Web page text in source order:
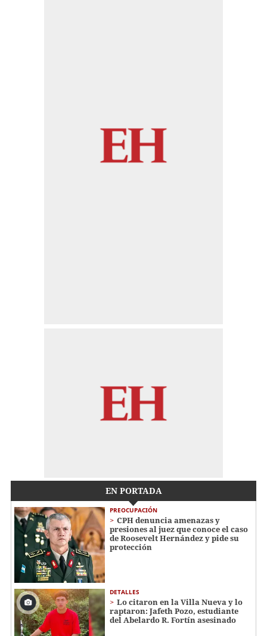
EN PORTADA
PREOCUPACIÓN
CPH denuncia amenazas y
presiones al juez que conoce el caso
de Roosevelt Hernández y pide su
protección
DETALLES
Lo citaron en la Villa Nueva y lo
raptaron: Jafeth Pozo, estudiante
del Abelardo R. Fortín asesinado